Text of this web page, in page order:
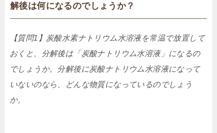
解後は何になるのでしょうか？
【質問1】炭酸水素ナトリウム水溶液を常温で放置して
おくと、分解後は「炭酸ナトリウム水溶液」になるの
でしょうか。分解後に炭酸ナトリウム水溶液になって
いないのなら、どんな物質になっているのでしょう
か。